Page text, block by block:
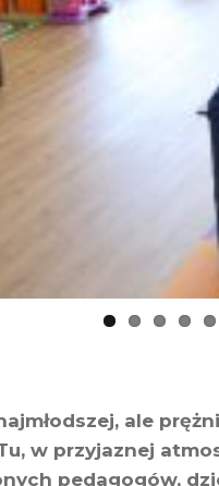
ale
w przyjaznej
pedagogów,